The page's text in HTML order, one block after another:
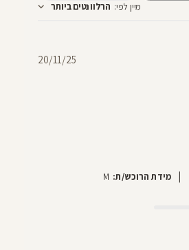
מיין לפי: הרלוונטים ביותר
מידת הרוכש/ת: M
20/11/25